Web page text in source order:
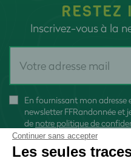
RESTEZ
Inscrivez-vous à la
En fournissant mon adresse
newsletter FFRandonnée et
de notre politique de
Continuer sans accepter
Les seules